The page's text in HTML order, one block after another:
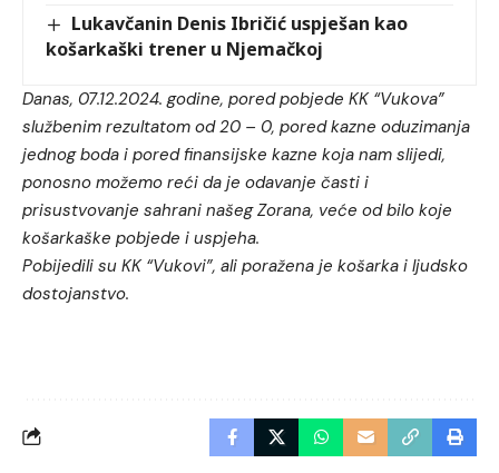
Lukavčanin Denis Ibričić uspješan kao
košarkaški trener u Njemačkoj
Danas, 07.12.2024. godine, pored pobjede KK “Vukova”
službenim rezultatom od 20 – 0, pored kazne oduzimanja
jednog boda i pored finansijske kazne koja nam slijedi,
ponosno možemo reći da je odavanje časti i
prisustvovanje sahrani našeg Zorana, veće od bilo koje
košarkaške pobjede i uspjeha.
Pobijedili su KK “Vukovi”, ali poražena je košarka i ljudsko
dostojanstvo.